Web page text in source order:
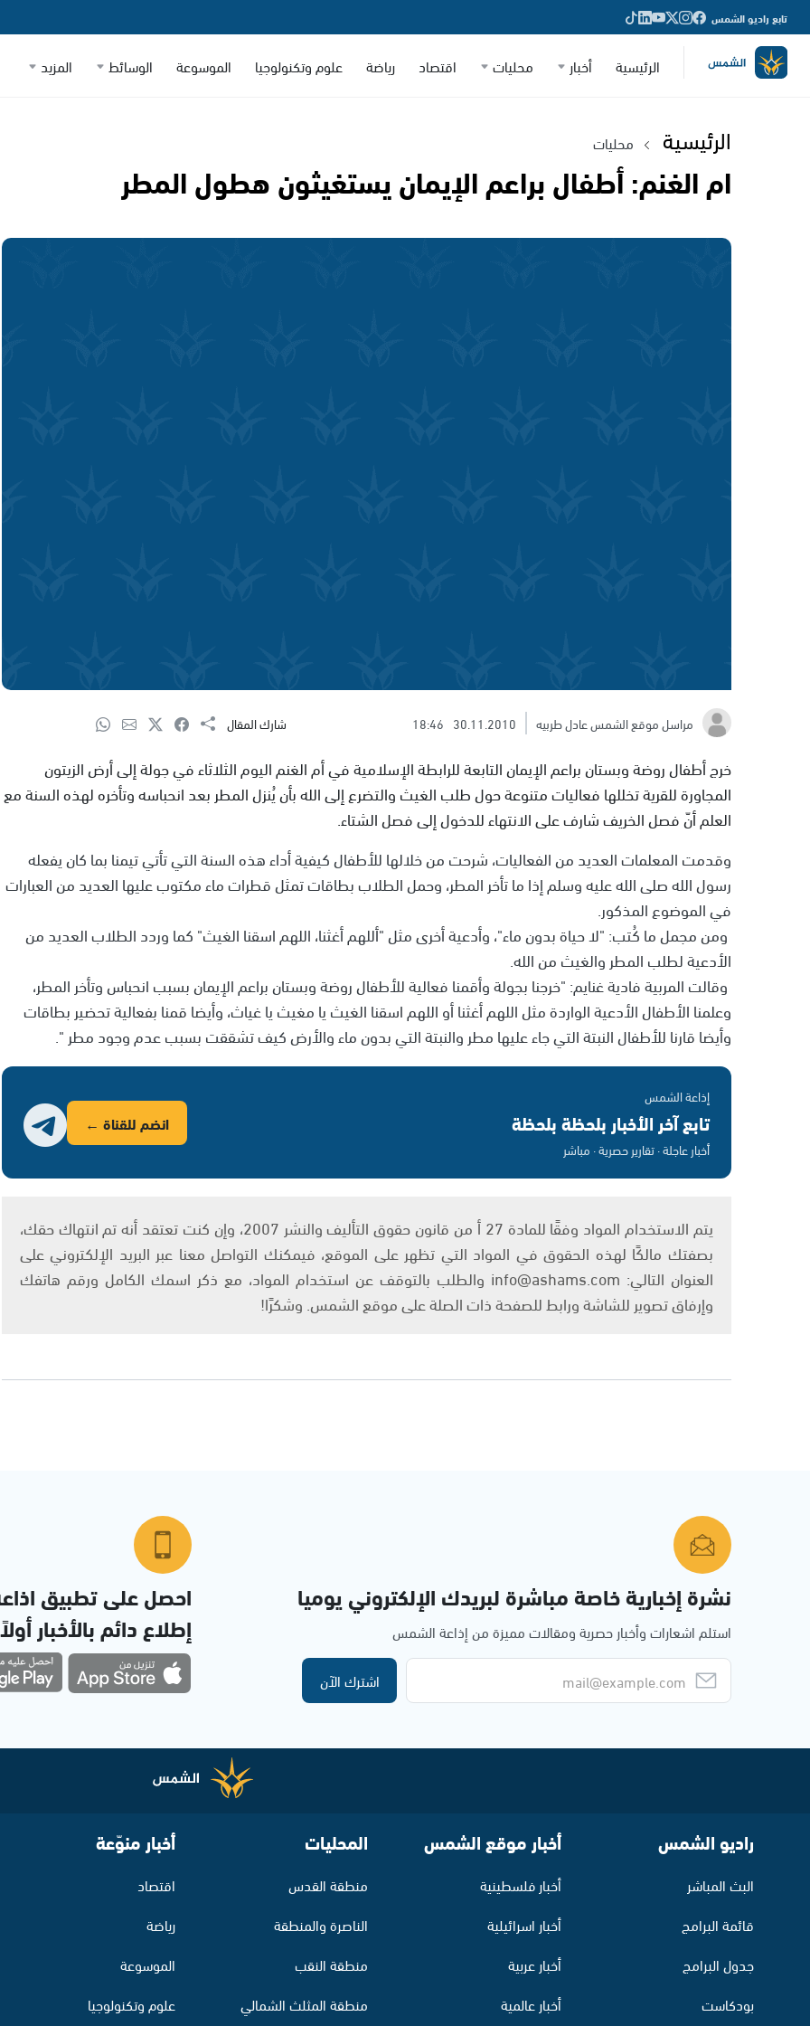
تابع راديو الشمس
الرئيسية أخبار محليات اقتصاد رياضة علوم وتكنولوجيا الموسوعة الوسائط المزيد
الرئيسية محليات
ام الغنم: أطفال براعم الإيمان يستغيثون هطول المطر
مراسل موقع الشمس عادل طربيه 30.11.2010
18:46 شارك المقال
خرج أطفال روضة وبستان براعم الإيمان التابعة للرابطة الإسلامية في أم الغنم اليوم الثلاثاء في جولة إلى أرض الزيتون
المجاورة للقرية تخللها فعاليات متنوعة حول طلب الغيث والتضرع إلى الله بأن يُنزل المطر بعد انحباسه وتأخره لهذه السنة مع
العلم أنّ فصل الخريف شارف على الانتهاء للدخول إلى فصل الشتاء.
وقدمت المعلمات العديد من الفعاليات، شرحت من خلالها للأطفال كيفية أداء هذه السنة التي تأتي تيمنا بما كان يفعله
رسول الله صلى الله عليه وسلم إذا ما تأخر المطر، وحمل الطلاب بطاقات تمثل قطرات ماء مكتوب عليها العديد من العبارات
في الموضوع المذكور.
ومن مجمل ما كُتب: "لا حياة بدون ماء"، وأدعية أخرى مثل "أللهم أغثنا، اللهم اسقنا الغيث" كما وردد الطلاب العديد من
الأدعية لطلب المطر والغيث من الله.
وقالت المربية فادية غنايم: "خرجنا بجولة وأقمنا فعالية للأطفال روضة وبستان براعم الإيمان بسبب انحباس وتأخر المطر،
وعلمنا الأطفال الأدعية الواردة مثل اللهم أغثنا أو اللهم اسقنا الغيث يا مغيث يا غياث، وأيضا قمنا بفعالية تحضير بطاقات
وأيضا قارنا للأطفال النبتة التي جاء عليها مطر والنبتة التي بدون ماء والأرض كيف تشققت بسبب عدم وجود مطر ".
إذاعة الشمس
تابع آخر الأخبار بلحظة بلحظة
أخبار عاجلة · تقارير حصرية · مباشر
انضم للقناة ←
يتم الاستخدام المواد وفقًا للمادة 27 أ من قانون حقوق التأليف والنشر 2007، وإن كنت تعتقد أنه تم انتهاك حقك،
بصفتك مالكًا لهذه الحقوق في المواد التي تظهر على الموقع، فيمكنك التواصل معنا عبر البريد الإلكتروني على
العنوان التالي: info@ashams.com والطلب بالتوقف عن استخدام المواد، مع ذكر اسمك الكامل ورقم هاتفك
وإرفاق تصوير للشاشة ورابط للصفحة ذات الصلة على موقع الشمس. وشكرًا!
نشرة إخبارية خاصة مباشرة لبريدك الإلكتروني يوميا
استلم اشعارات وأخبار حصرية ومقالات مميزة من إذاعة الشمس
اشترك الآن
احصل على تطبيق
إطلاع دائم بالأخبار
راديو الشمس
البث المباشر
قائمة البرامج
جدول البرامج
بودكاست
أخبار موقع الشمس
أخبار فلسطينية
أخبار اسرائيلية
أخبار عربية
أخبار عالمية
المحليات
منطقة القدس
الناصرة والمنطقة
منطقة النقب
منطقة المثلث الشمالي
أخبار منوّعة
اقتصاد
رياضة
الموسوعة
علوم وتكنولوجيا